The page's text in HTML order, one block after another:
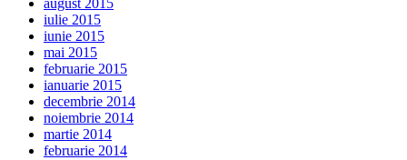
august 2015
iulie 2015
iunie 2015
mai 2015
februarie 2015
ianuarie 2015
decembrie 2014
noiembrie 2014
martie 2014
februarie 2014